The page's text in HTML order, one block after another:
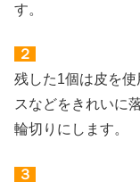
す。
２
残した1個は皮を
スなどをきれいに
輪切りにします。
３